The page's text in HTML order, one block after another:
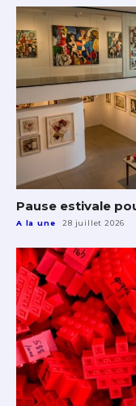
Pause estivale
A la une 28 juillet 2026